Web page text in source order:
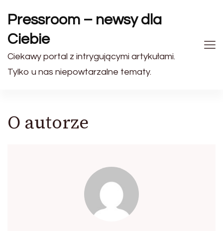
Pressroom – newsy dla
Ciebie
Ciekawy portal z intrygującymi artykułami.
Tylko u nas niepowtarzalne tematy.
O autorze